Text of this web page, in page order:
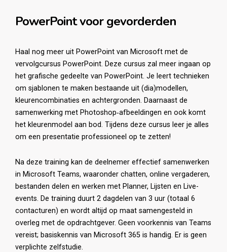
PowerPoint voor gevorderden
Haal nog meer uit PowerPoint van Microsoft met de
vervolgcursus PowerPoint. Deze cursus zal meer ingaan op
het grafische gedeelte van PowerPoint. Je leert technieken
om sjablonen te maken bestaande uit (dia)modellen,
kleurencombinaties en achtergronden. Daarnaast de
samenwerking met Photoshop‐afbeeldingen en ook komt
het kleurenmodel aan bod. Tijdens deze cursus leer je alles
om een presentatie professioneel op te zetten!
Na deze training kan de deelnemer effectief samenwerken
in Microsoft Teams, waaronder chatten, online vergaderen,
bestanden delen en werken met Planner, Lijsten en Live-
events. De training duurt 2 dagdelen van 3 uur (totaal 6
contacturen) en wordt altijd op maat samengesteld in
overleg met de opdrachtgever. Geen voorkennis van Teams
vereist; basiskennis van Microsoft 365 is handig. Er is geen
verplichte zelfstudie.